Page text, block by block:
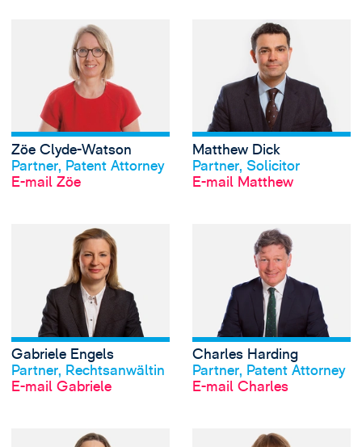
Profil anschauen
Zöe Clyde-Watson
Partner, Patent Attorney
E-mail Zöe
View Zöe
Profil anschauen
Matthew Dick
Partner, Solicitor
E-mail Matthew
Profil anschauen
Gabriele Engels
Partner, Rechtsanwältin
E-mail Gabriele
View Gabriele
Profil anschauen
Charles Harding
Partner, Patent Attorney
E-mail Charles
View Tamsin